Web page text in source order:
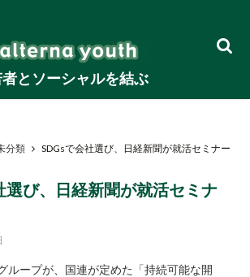
とソーシャルを結ぶ
分類 SDGsで会社選び、日経新聞が就活セミナー
選び、日経新聞が就活セミナ
ループが、国連が定めた「持続可能な開